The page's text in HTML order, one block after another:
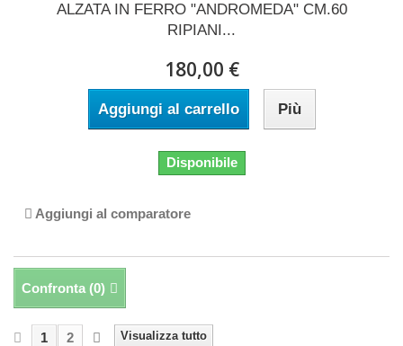
ALZATA IN FERRO "ANDROMEDA" CM.60
RIPIANI...
180,00 €
Aggiungi al carrello Più
Disponibile
Aggiungi al comparatore
Confronta (0)
Visualizza tutto
1 2